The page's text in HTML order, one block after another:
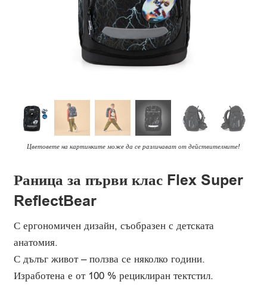
Цветовете на картинките може да се различават от действителните!
Раница за първи клас Flex Super
ReflectBear
С ергономичен дизайн, съобразен с детската
анатомия.
С дълъг живот – ползва се няколко години.
Изработена е от 100 % рециклиран тектстил.